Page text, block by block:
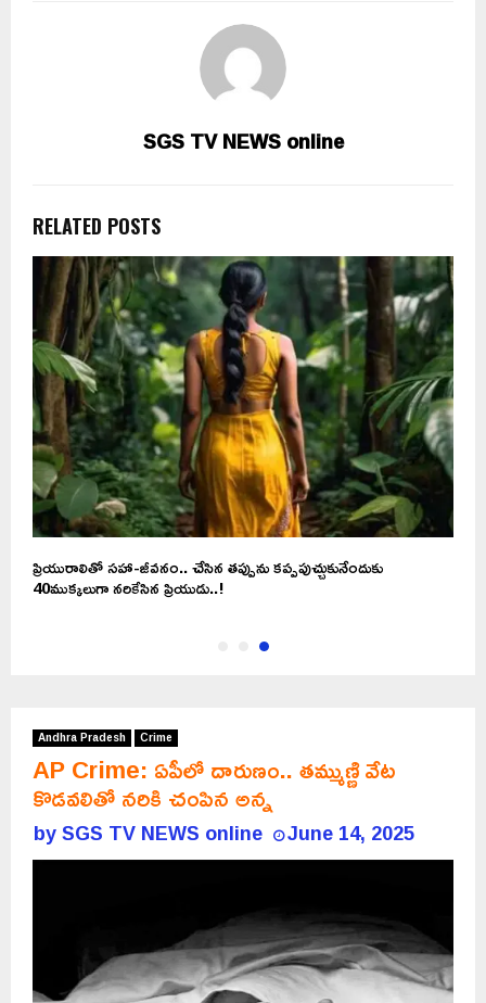
SGS TV NEWS online
RELATED POSTS
ప్రియురాలితో సహా-జీవనం.. చేసిన తప్పును కప్పపుచ్చుకునేందుకు
40ముక్కలుగా నరికేసిన ప్రియుడు..!
Andhra Pradesh Crime
AP Crime: ఏపీలో దారుణం.. తమ్ముణ్ణి వేట
కొడవలితో నరికి చంపిన అన్న
bySGS TV NEWS online June 14, 2025